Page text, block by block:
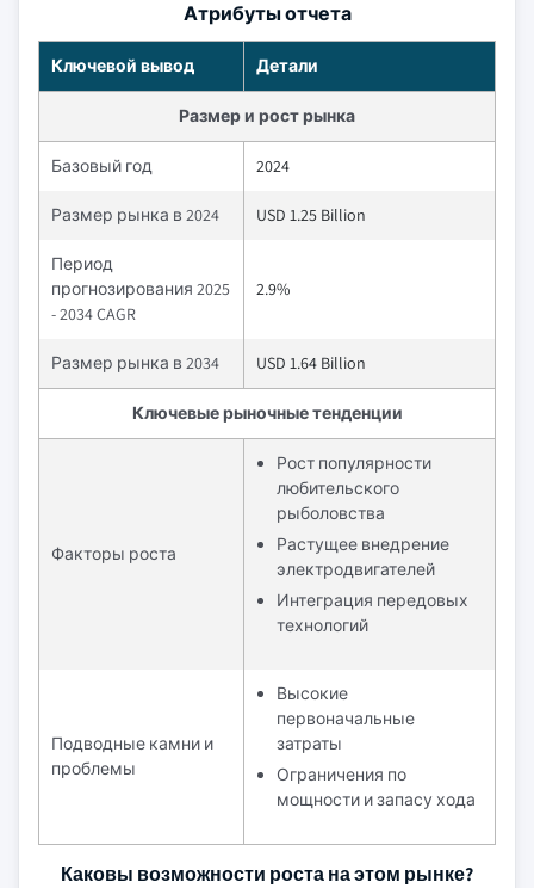
Атрибуты отчета
Ключевой вывод Детали
Размер и рост рынка
Базовый год 2024
Размер рынка в 2024 USD 1.25 Billion
Период
прогнозирования 2025
- 2034 CAGR
2.9%
Размер рынка в 2034 USD 1.64 Billion
Ключевые рыночные тенденции
Факторы роста
Рост популярности
любительского
рыболовства
Растущее внедрение
электродвигателей
Интеграция передовых
технологий
Подводные камни и
проблемы
Высокие
первоначальные
затраты
Ограничения по
мощности и запасу хода
Каковы возможности роста на этом рынке?